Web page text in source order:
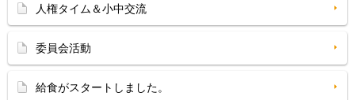
人権タイム＆小中交流
委員会活動
給食がスタートしました。